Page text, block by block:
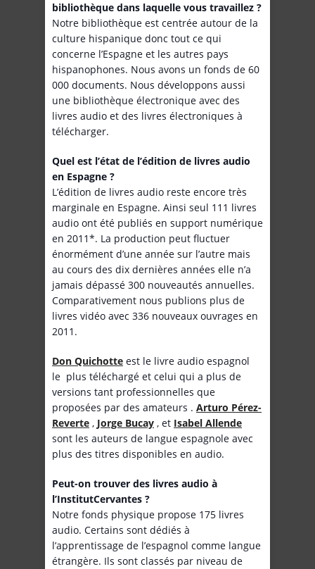
bibliothèque dans laquelle vous travaillez ?
Notre bibliothèque est centrée autour de la
culture hispanique donc tout ce qui
concerne l’Espagne et les autres pays
hispanophones. Nous avons un fonds de 60
000 documents. Nous développons aussi
une bibliothèque électronique avec des
livres audio et des livres électroniques à
télécharger.
Quel est l’état de l’édition de livres audio
en Espagne ?
L’édition de livres audio reste encore très
marginale en Espagne. Ainsi seul 111 livres
audio ont été publiés en support numérique
en 2011*. La production peut fluctuer
énormément d’une année sur l’autre mais
au cours des dix dernières années elle n’a
jamais dépassé 300 nouveautés annuelles.
Comparativement nous publions plus de
livres vidéo avec 336 nouveaux ouvrages en
2011.
Don Quichotte est le livre audio espagnol
le plus téléchargé et celui qui a plus de
versions tant professionnelles que
proposées par des amateurs . Arturo Pérez-
Reverte , Jorge Bucay , et Isabel Allende
sont les auteurs de langue espagnole avec
plus des titres disponibles en audio.
Peut-on trouver des livres audio à
l’InstitutCervantes ?
Notre fonds physique propose 175 livres
audio. Certains sont dédiés à
l’apprentissage de l’espagnol comme langue
étrangère. Ils sont classés par niveau de